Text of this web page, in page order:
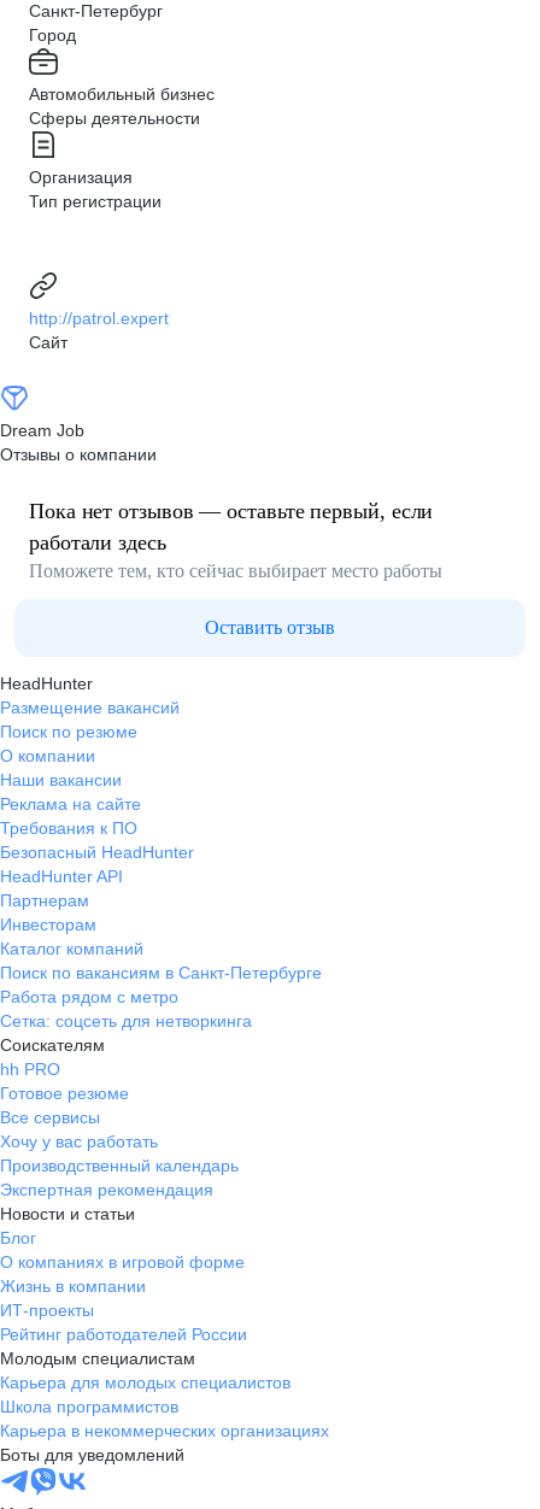
Санкт-Петербург
Город
Автомобильный бизнес
Сферы деятельности
Организация
Тип регистрации
http://patrol.expert
Сайт
Dream Job
Отзывы о компании
Пока нет отзывов — оставьте первый, если
работали здесь
Поможете тем, кто сейчас выбирает место работы
Оставить отзыв
HeadHunter
Размещение вакансий
Поиск по резюме
О компании
Наши вакансии
Реклама на сайте
Требования к ПО
Безопасный HeadHunter
HeadHunter API
Партнерам
Инвесторам
Каталог компаний
Поиск по вакансиям в Санкт-Петербурге
Работа рядом с метро
Сетка: соцсеть для нетворкинга
Соискателям
hh PRO
Готовое резюме
Все сервисы
Хочу у вас работать
Производственный календарь
Экспертная рекомендация
Новости и статьи
Блог
О компаниях в игровой форме
Жизнь в компании
ИТ-проекты
Рейтинг работодателей России
Молодым специалистам
Карьера для молодых специалистов
Школа программистов
Карьера в некоммерческих организациях
Боты для уведомлений